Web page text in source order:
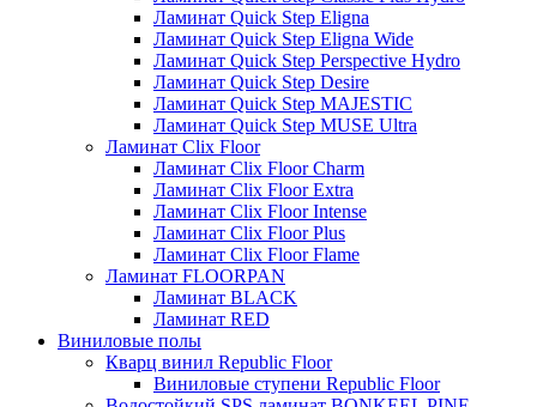
Ламинат Quick Step Eligna
Ламинат Quick Step Eligna Wide
Ламинат Quick Step Perspective Hydro
Ламинат Quick Step Desire
Ламинат Quick Step MAJESTIC
Ламинат Quick Step MUSE Ultra
Ламинат Clix Floor
Ламинат Clix Floor Charm
Ламинат Clix Floor Extra
Ламинат Clix Floor Intense
Ламинат Clix Floor Plus
Ламинат Clix Floor Flame
Ламинат FLOORPAN
Ламинат BLACK
Ламинат RED
Виниловые полы
Кварц винил Republic Floor
Виниловые ступени Republic Floor